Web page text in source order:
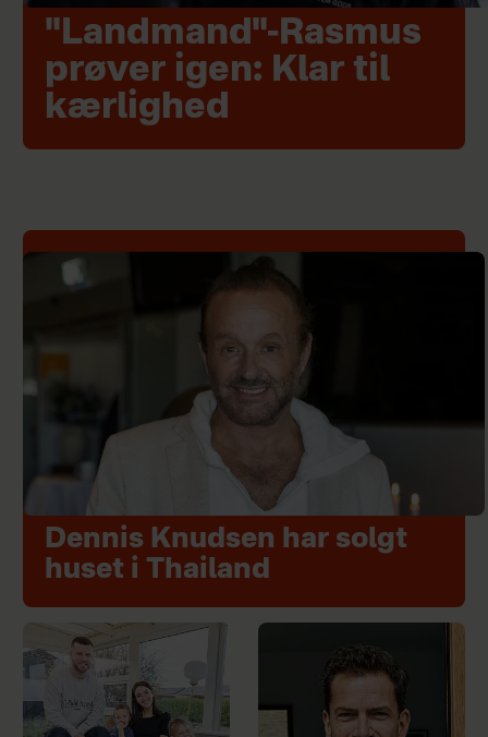
"Landmand"-Rasmus
prøver igen: Klar til
kærlighed
Dennis Knudsen har solgt
huset i Thailand